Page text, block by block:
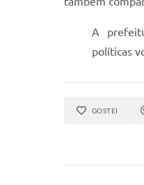
A
políticas
GOSTEI